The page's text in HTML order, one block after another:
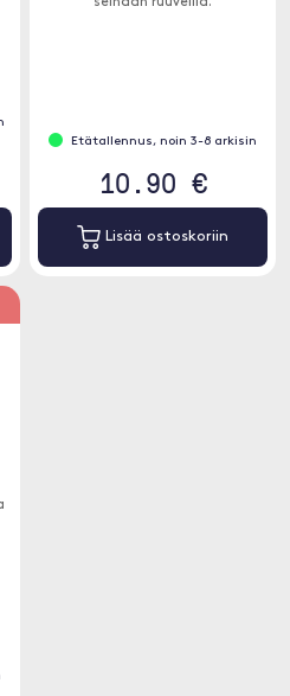
Etätallennus, noin 3-8 arkisin
10.90 €
Lisää ostoskoriin